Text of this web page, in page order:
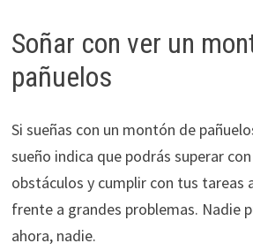
Soñar con ver un
pañuelos
Si sueñas con un montón de
sueño indica que podrás superar
obstáculos y cumplir con tus tareas
frente a grandes problemas. Nadie
ahora, nadie.